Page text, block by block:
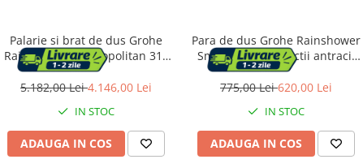
Palarie si brat de dus Grohe
Rainshower Cosmopolitan 310
auriu periat Cool Sunrise 1
functie
5.182,00 Lei4.146,00 Lei
IN STOC
ADAUGA IN COS
Para de dus Grohe Rainshower
SmartActive 3 functii antracit
periat Hard Graphite
775,00 Lei620,00 Lei
IN STOC
ADAUGA IN COS